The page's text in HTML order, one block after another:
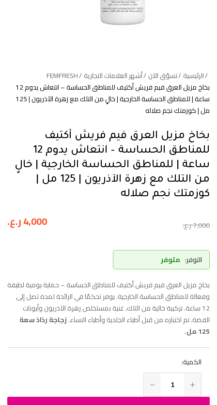
الرئيسية تسوّق الآن أشهر العلامات التجارية FEMFRESH
بخاخ مزيل العرق فيم فريش أكتيف للمناطق الحساسة – انتعاش يدوم 12
ساعة | للمناطق الحساسة الخارجية | خالٍ من التلك مع زهرة الآذريون | 125
مل | كوزمتك نجم صلاله
بخاخ مزيل العرق فيم فريش أكتيف
للمناطق الحساسة – انتعاش يدوم 12
ساعة | للمناطق الحساسة الخارجية | خالٍ
من التلك مع زهرة الآذريون | 125 مل |
كوزمتك نجم صلاله
7,000ر.ع. 4,000ر.ع.
التوفر: متوفر
بخاخ مزيل العرق فيم فريش أكتيف للمناطق الحساسة – حماية يومية لطيفة
وفعالة للمناطق الحساسة الخارجية. يوفر تحكمًا في الرائحة لمدة تصل إلى
12 ساعة. تركيبة خالية من التلك، غنية بمستخلص زهرة الآذريون وأيونات
الفضة. تم اختباره من قبل أطباء الجلدية وأطباء النساء.زجاجة رذاذ سعة
125 مل.
الكمية: